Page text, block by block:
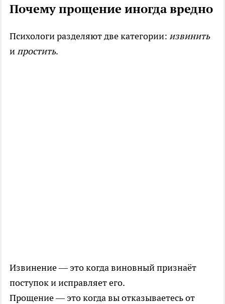
Почему прощение иногда вредно
Психологи разделяют две категории: извинить
ипростить.
Извинение — это когда виновный признаёт
поступок и исправляет его.
Прощение — это когда вы отказываетесь от